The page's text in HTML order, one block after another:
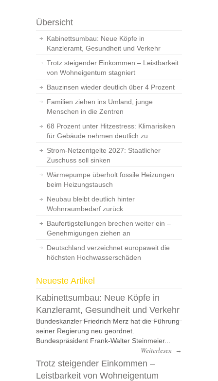
Übersicht
Kabinettsumbau: Neue Köpfe in
Kanzleramt, Gesundheit und Verkehr
Trotz steigender Einkommen – Leistbarkeit
von Wohneigentum stagniert
Bauzinsen wieder deutlich über 4 Prozent
Familien ziehen ins Umland, junge
Menschen in die Zentren
68 Prozent unter Hitzestress: Klimarisiken
für Gebäude nehmen deutlich zu
Strom-Netzentgelte 2027: Staatlicher
Zuschuss soll sinken
Wärmepumpe überholt fossile Heizungen
beim Heizungstausch
Neubau bleibt deutlich hinter
Wohnraumbedarf zurück
Baufertigstellungen brechen weiter ein –
Genehmigungen ziehen an
Deutschland verzeichnet europaweit die
höchsten Hochwasserschäden
Neueste Artikel
Kabinettsumbau: Neue Köpfe in
Kanzleramt, Gesundheit und Verkehr
Bundeskanzler Friedrich Merz hat die Führung
seiner Regierung neu geordnet.
Bundespräsident Frank-Walter Steinmeier...
Weiterlesen →
Trotz steigender Einkommen –
Leistbarkeit von Wohneigentum